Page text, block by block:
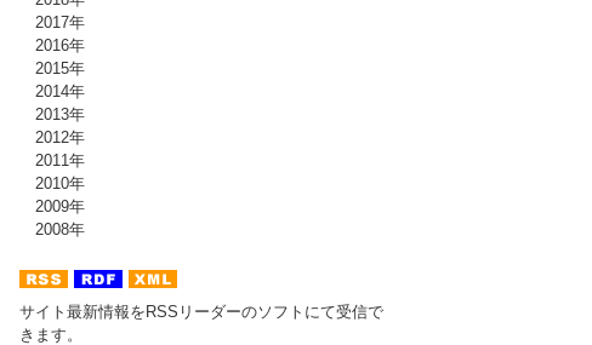
2017年
2016年
2015年
2014年
2013年
2012年
2011年
2010年
2009年
2008年
サイト最新情報をRSSリーダーのソフトにて受信で
きます。